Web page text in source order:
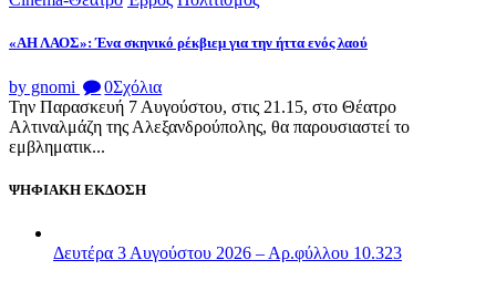
«ΑΗ ΛΑΟΣ»: Ένα σκηνικό ρέκβιεμ για την ήττα ενός λαού
by gnomi 0Σχόλια
Την Παρασκευή 7 Αυγούστου, στις 21.15, στο Θέατρο
Αλτιναλμάζη της Αλεξανδρούπολης, θα παρουσιαστεί το
εμβληματικ...
ΨΗΦΙΑΚΗ ΕΚΔΟΣΗ
Δευτέρα 3 Αυγούστου 2026 – Αρ.φύλλου 10.323